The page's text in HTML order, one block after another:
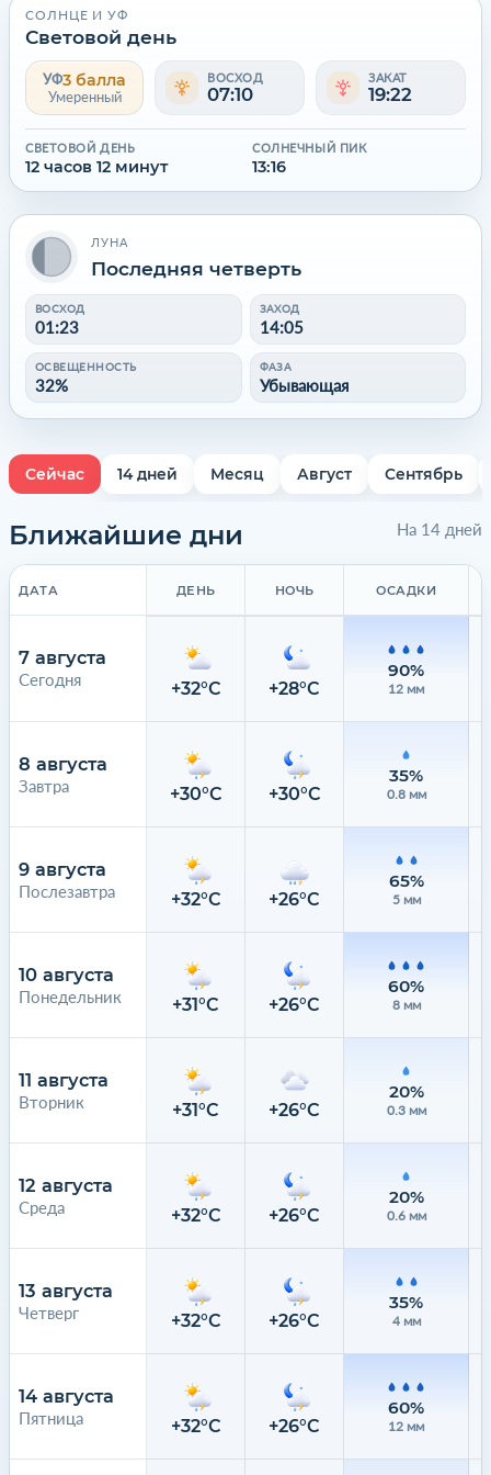
СОЛНЦЕ И УФ
Световой день
УФ3 балла
Умеренный
ВОСХОД
07:10
ЗАКАТ
19:22
СВЕТОВОЙ ДЕНЬ
12 часов 12 минут
СОЛНЕЧНЫЙ ПИК
13:16
ЛУНА
Последняя четверть
ВОСХОД
01:23
ЗАХОД
14:05
ОСВЕЩЕННОСТЬ
32%
ФАЗА
Убывающая
Сейчас 14 дней Месяц Август Сентябрь
Ближайшие дни На 14 дней
ДАТА
7 августа
Сегодня
8 августа
Завтра
9 августа
Послезавтра
10 августа
Понедельник
11 августа
Вторник
12 августа
Среда
13 августа
Четверг
14 августа
Пятница
ДЕНЬ НОЧЬ ОСАДКИ
+32°C +28°C
90%
12 мм
+30°C +30°C
35%
0.8 мм
+32°C +26°C
65%
5 мм
+31°C +26°C
60%
8 мм
+31°C +26°C
20%
0.3 мм
+32°C +26°C
20%
0.6 мм
+32°C +26°C
35%
4 мм
+32°C +26°C
60%
12 мм